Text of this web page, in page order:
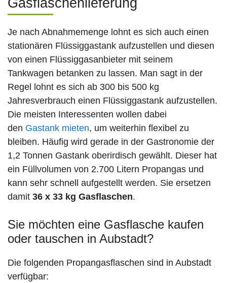
Gasflaschenlieferung
Je nach Abnahmemenge lohnt es sich auch einen
stationären Flüssiggastank aufzustellen und diesen
von einen Flüssiggasanbieter mit seinem
Tankwagen betanken zu lassen. Man sagt in der
Regel lohnt es sich ab 300 bis 500 kg
Jahresverbrauch einen Flüssiggastank aufzustellen.
Die meisten Interessenten wollen dabei
den Gastank mieten, um weiterhin flexibel zu
bleiben. Häufig wird gerade in der Gastronomie der
1,2 Tonnen Gastank oberirdisch gewählt. Dieser hat
ein Füllvolumen von 2.700 Litern Propangas und
kann sehr schnell aufgestellt werden. Sie ersetzen
damit 36 x 33 kg Gasflaschen.
Sie möchten eine Gasflasche kaufen
oder tauschen in Aubstadt?
Die folgenden Propangasflaschen sind in Aubstadt
verfügbar: